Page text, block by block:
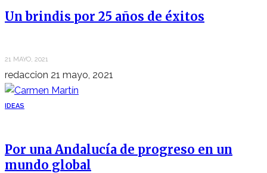
Un brindis por 25 años de éxitos
21 MAYO, 2021
redaccion 21 mayo, 2021
IDEAS
Por una Andalucía de progreso en un
mundo global